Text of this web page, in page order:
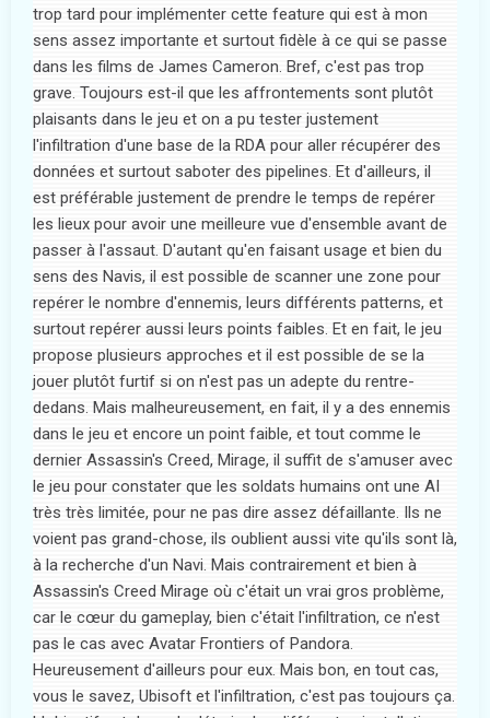
trop tard pour implémenter cette feature qui est à mon
sens assez importante et surtout fidèle à ce qui se passe
dans les films de James Cameron. Bref, c'est pas trop
grave. Toujours est-il que les affrontements sont plutôt
plaisants dans le jeu et on a pu tester justement
l'infiltration d'une base de la RDA pour aller récupérer des
données et surtout saboter des pipelines. Et d'ailleurs, il
est préférable justement de prendre le temps de repérer
les lieux pour avoir une meilleure vue d'ensemble avant de
passer à l'assaut. D'autant qu'en faisant usage et bien du
sens des Navis, il est possible de scanner une zone pour
repérer le nombre d'ennemis, leurs différents patterns, et
surtout repérer aussi leurs points faibles. Et en fait, le jeu
propose plusieurs approches et il est possible de se la
jouer plutôt furtif si on n'est pas un adepte du rentre-
dedans. Mais malheureusement, en fait, il y a des ennemis
dans le jeu et encore un point faible, et tout comme le
dernier Assassin's Creed, Mirage, il suffit de s'amuser avec
le jeu pour constater que les soldats humains ont une AI
très très limitée, pour ne pas dire assez défaillante. Ils ne
voient pas grand-chose, ils oublient aussi vite qu'ils sont là,
à la recherche d'un Navi. Mais contrairement et bien à
Assassin's Creed Mirage où c'était un vrai gros problème,
car le cœur du gameplay, bien c'était l'infiltration, ce n'est
pas le cas avec Avatar Frontiers of Pandora.
Heureusement d'ailleurs pour eux. Mais bon, en tout cas,
vous le savez, Ubisoft et l'infiltration, c'est pas toujours ça.